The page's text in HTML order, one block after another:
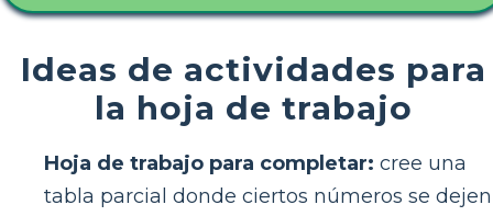
Ideas de actividades para
la hoja de trabajo
Hoja de trabajo para completar: cree una
tabla parcial donde ciertos números se dejen